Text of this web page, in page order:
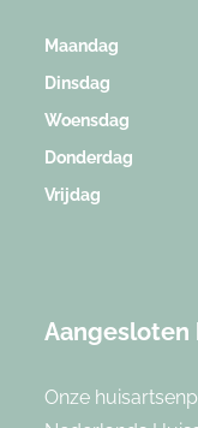
Maandag
Dinsdag
Woensdag
Donderdag
Vrijdag
Aangesloten
Onze